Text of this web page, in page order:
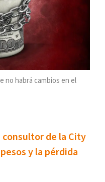
no habrá cambios en el
de la City
y la pérdida